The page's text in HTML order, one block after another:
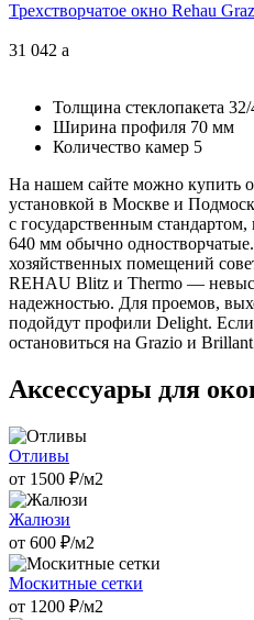
Трехстворчатое окно Rehau
31 042 a
Толщина стеклопакета
Ширина профиля 70 мм
Количество камер 5
На нашем сайте можно купить
установкой в Москве и
с государственным
640 мм обычно
хозяйственных помещений
REHAU Blitz и Thermo —
надежностью. Для проемов,
подойдут профили Delight.
остановиться на Grazio и
Аксессуары для
Отливы
от 1500 ₽/м2
Жалюзи
от 600 ₽/м2
Москитные сетки
от 1200 ₽/м2